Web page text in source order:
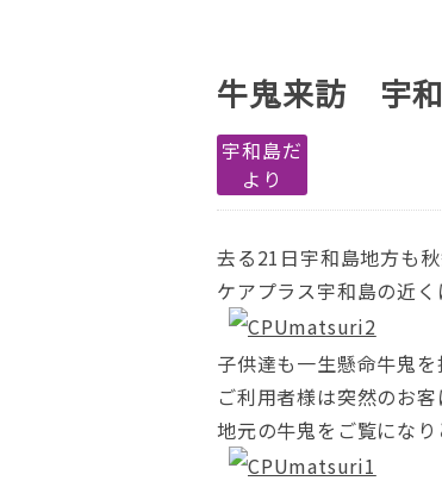
牛鬼来訪 宇
宇和島だ
より
去る21日宇和島地方も
ケアプラス宇和島の近
子供達も一生懸命牛鬼
ご利用者様は突然のお客
地元の牛鬼をご覧になり